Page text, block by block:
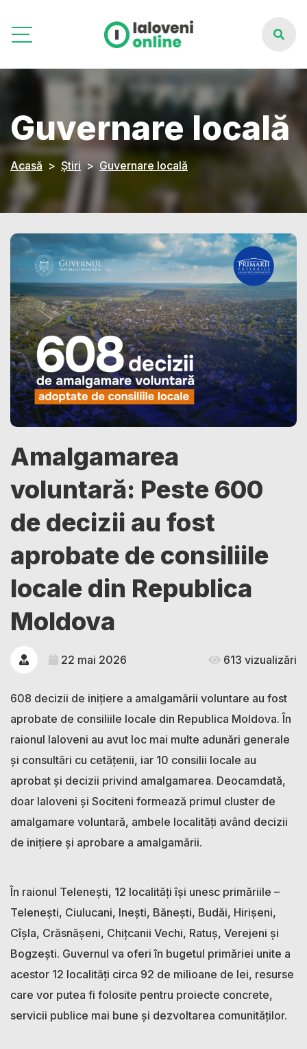
Guvernare locală
Acasă Știri Guvernare locală
Amalgamarea
voluntară: Peste 600
de decizii au fost
aprobate de consiliile
locale din Republica
Moldova
22 mai 2026 613 vizualizări
608 decizii de inițiere a amalgamării voluntare au fost
aprobate de consiliile locale din Republica Moldova. În
raionul Ialoveni au avut loc mai multe adunări generale
și consultări cu cetățenii, iar 10 consilii locale au
aprobat și decizii privind amalgamarea. Deocamdată,
doar Ialoveni și Sociteni formează primul cluster de
amalgamare voluntară, ambele localități având decizii
de inițiere și aprobare a amalgamării.
În raionul Telenești, 12 localități își unesc primăriile –
Telenești, Ciulucani, Inești, Bănești, Budăi, Hirișeni,
Cîșla, Crăsnășeni, Chițcanii Vechi, Ratuș, Verejeni și
Bogzești. Guvernul va oferi în bugetul primăriei unite a
acestor 12 localități circa 92 de milioane de lei, resurse
care vor putea fi folosite pentru proiecte concrete,
servicii publice mai bune și dezvoltarea comunităților.